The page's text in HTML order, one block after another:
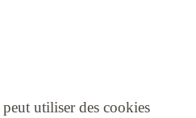
peut utiliser des cookies